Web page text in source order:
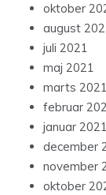
oktober
august
juli 2021
maj 2021
marts 2021
februar
januar 2021
december
november
oktober